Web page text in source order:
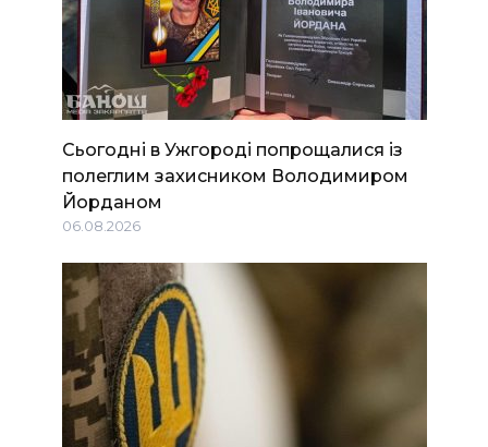
Сьогодні в Ужгороді попрощалися із
полеглим захисником Володимиром
Йорданом
06.08.2026